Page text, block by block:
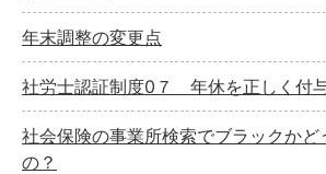
年末調整の変更点
社労士認証制度0７ 年休を正しく付
社会保険の事業所検索でブラックかど
の？